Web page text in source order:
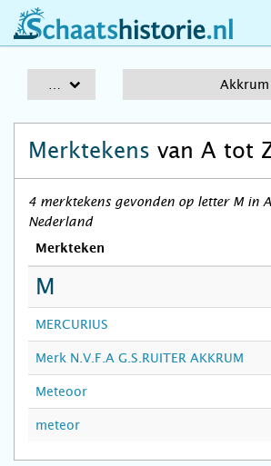
schaatshistorie.nl
Akkrum
Merktekens van A tot
4 merktekens gevonden op letter M in
Nederland
Merkteken
M
MERCURIUS
Merk N.V.F.A G.S.RUITER AKKRUM
Meteoor
meteor